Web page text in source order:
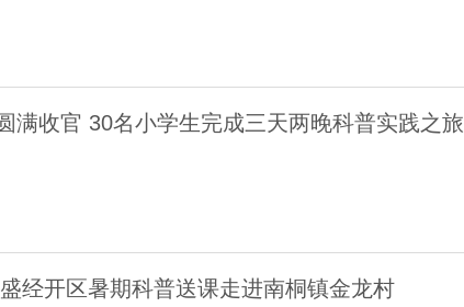
满收官 30名小学生完成三天两晚科普实践之旅
开区暑期科普送课走进南桐镇金龙村